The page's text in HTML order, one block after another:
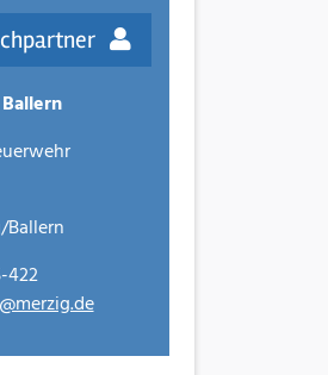
Ballern
422